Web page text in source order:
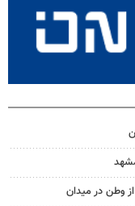
وطن در میدان